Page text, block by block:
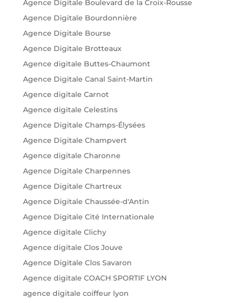
Agence Digitale Boulevard de la Croix-Rousse
Agence Digitale Bourdonnière
Agence Digitale Bourse
Agence Digitale Brotteaux
Agence digitale Buttes-Chaumont
Agence Digitale Canal Saint-Martin
Agence digitale Carnot
Agence digitale Celestins
Agence Digitale Champs-Élysées
Agence Digitale Champvert
Agence digitale Charonne
Agence Digitale Charpennes
Agence Digitale Chartreux
Agence Digitale Chaussée-d'Antin
Agence Digitale Cité Internationale
Agence digitale Clichy
Agence digitale Clos Jouve
Agence Digitale Clos Savaron
Agence digitale COACH SPORTIF LYON
agence digitale coiffeur lyon